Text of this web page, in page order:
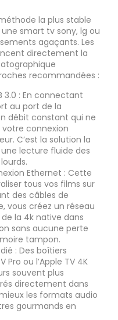
la plus stable
smart tv sony, lg ou
agaçants. Les
directement la
recommandées :
3.0 : En connectant
au port de la
débit constant qui ne
connexion
C’est la solution la
lecture fluide des
Ethernet : Cette
tous vos films sur
des câbles de
vous créez un réseau
la 4k native dans
sans aucune perte
tampon.
: Des boîtiers
Pro ou l’Apple TV 4K
souvent plus
directement dans
les formats audio
gourmands en